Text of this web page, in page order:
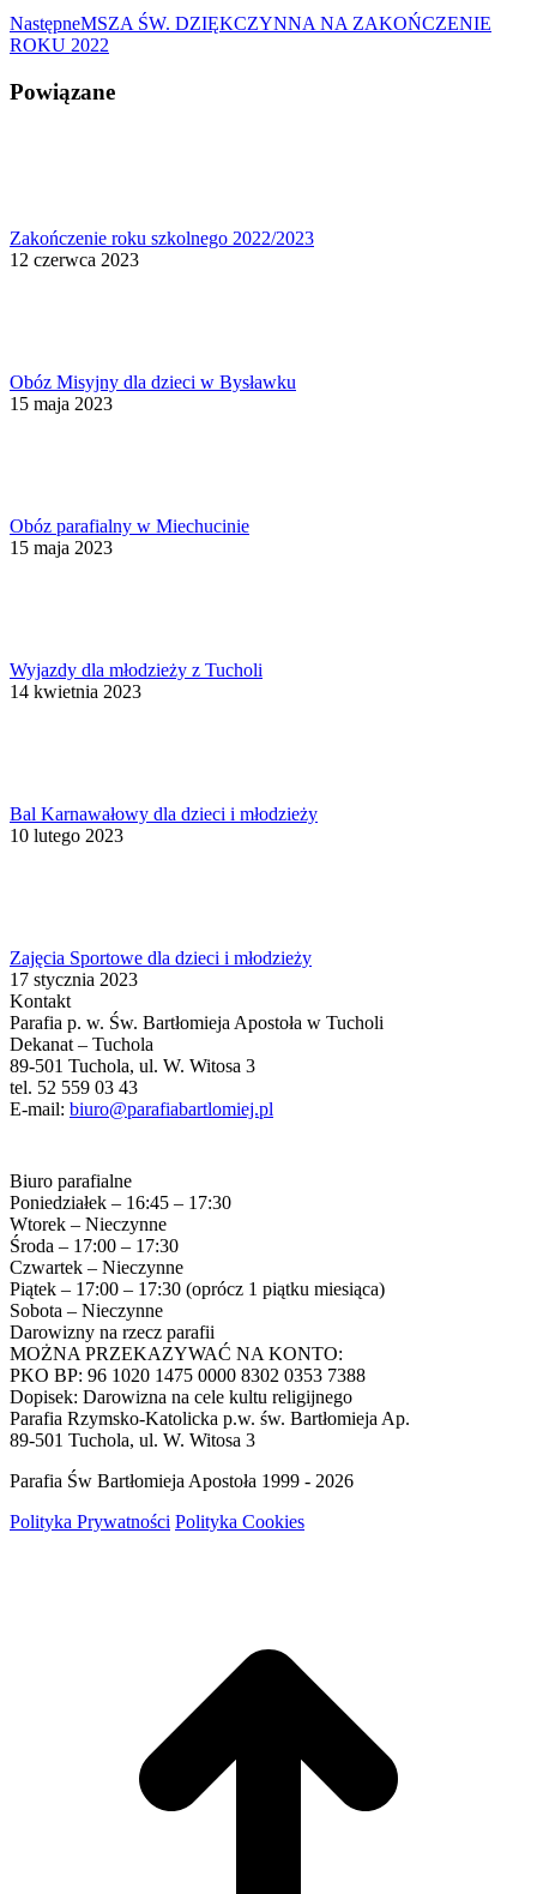
NastępneNastępny
wpis:
MSZA ŚW. DZIĘKCZYNNA NA ZAKOŃCZENIE
ROKU 2022
Powiązane
Zakończenie roku szkolnego 2022/2023
12 czerwca 2023
Obóz Misyjny dla dzieci w Bysławku
15 maja 2023
Obóz parafialny w Miechucinie
15 maja 2023
Wyjazdy dla młodzieży z Tucholi
14 kwietnia 2023
Bal Karnawałowy dla dzieci i młodzieży
10 lutego 2023
Zajęcia Sportowe dla dzieci i młodzieży
17 stycznia 2023
Kontakt
Parafia p. w. Św. Bartłomieja Apostoła w Tucholi
Dekanat – Tuchola
89-501 Tuchola, ul. W. Witosa 3
tel. 52 559 03 43
E-mail: biuro@parafiabartlomiej.pl
Biuro parafialne
Poniedziałek – 16:45 – 17:30
Wtorek – Nieczynne
Środa – 17:00 – 17:30
Czwartek – Nieczynne
Piątek – 17:00 – 17:30 (oprócz 1 piątku miesiąca)
Sobota – Nieczynne
Darowizny na rzecz parafii
MOŻNA PRZEKAZYWAĆ NA KONTO:
PKO BP: 96 1020 1475 0000 8302 0353 7388
Dopisek: Darowizna na cele kultu religijnego
Parafia Rzymsko-Katolicka p.w. św. Bartłomieja Ap.
89-501 Tuchola, ul. W. Witosa 3
Parafia Św Bartłomieja Apostoła 1999 - 2026
Polityka Prywatności Polityka Cookies